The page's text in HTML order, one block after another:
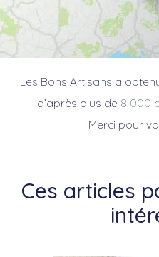
Les Bons Artisans a
d’après plus de 8 000
Merci pour
Ces articles